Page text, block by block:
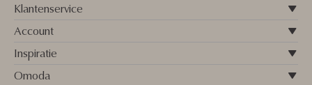
Klantenservice
Account
Inspiratie
Omoda